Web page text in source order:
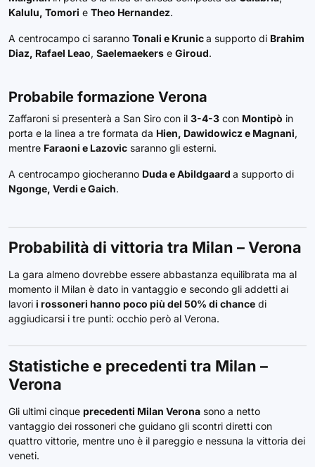
Kalulu, Tomori e Theo Hernandez.
A centrocampo ci saranno Tonali e Krunica supporto di Brahim
Diaz, Rafael Leao, Saelemaekers e Giroud.
Probabile formazione Verona
Zaffaroni si presenterà a San Siro con il 3-4-3 con Montipò in
porta e la linea a tre formata da Hien, Dawidowicz e Magnani,
mentre Faraoni e Lazovic saranno gli esterni.
A centrocampo giocheranno Duda e Abildgaard a supporto di
Ngonge, Verdi e Gaich.
Probabilità di vittoria tra Milan – Verona
La gara almeno dovrebbe essere abbastanza equilibrata ma al
momento il Milan è dato in vantaggio e secondo gli addetti ai
lavori i rossoneri hanno poco più del 50% di chance di
aggiudicarsi i tre punti: occhio però al Verona.
Statistiche e precedenti tra Milan –
Verona
Gli ultimi cinque precedenti Milan Verona sono a netto
vantaggio dei rossoneri che guidano gli scontri diretti con
quattro vittorie, mentre uno è il pareggio e nessuna la vittoria dei
veneti.